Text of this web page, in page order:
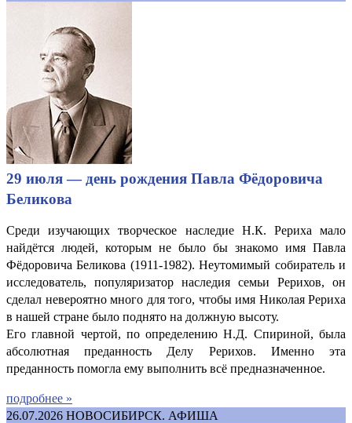
29 июля — день рождения Павла Фёдоровича
Беликова
Среди изучающих творческое наследие Н.К. Рериха мало
найдётся людей, которым не было бы знакомо имя Павла
Фёдоровича Беликова (1911-1982). Неутомимый собиратель и
исследователь, популяризатор наследия семьи Рерихов, он
сделал невероятно много для того, чтобы имя Николая Рериха
в нашей стране было поднято на должную высоту.
Его главной чертой, по определению Н.Д. Спириной, была
абсолютная преданность Делу Рерихов. Именно эта
преданность помогла ему выполнить всё предназначенное.
подробнее »
26.07.2026 НОВОСИБИРСК. АФИША